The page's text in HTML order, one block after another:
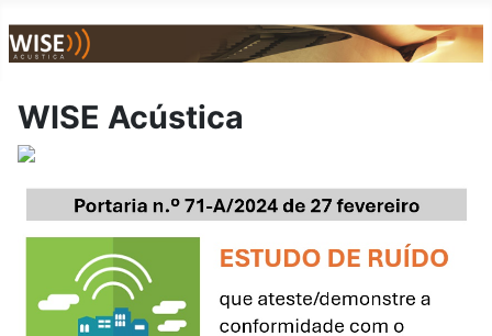
WISE Acústica